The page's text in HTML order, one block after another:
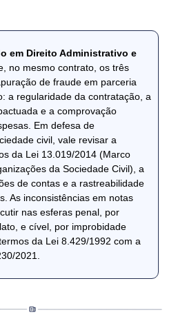
em Direito Administrativo e
no mesmo contrato, os três
de fraude em parceria
a regularidade da contratação, a
e a comprovação
Em defesa de
civil, vale revisar a
da Lei 13.019/2014 (Marco
da Sociedade Civil), a
de contas e a rastreabilidade
As inconsistências em notas
nas esferas penal, por
e cível, por improbidade
da Lei 8.429/1992 com a
2021.